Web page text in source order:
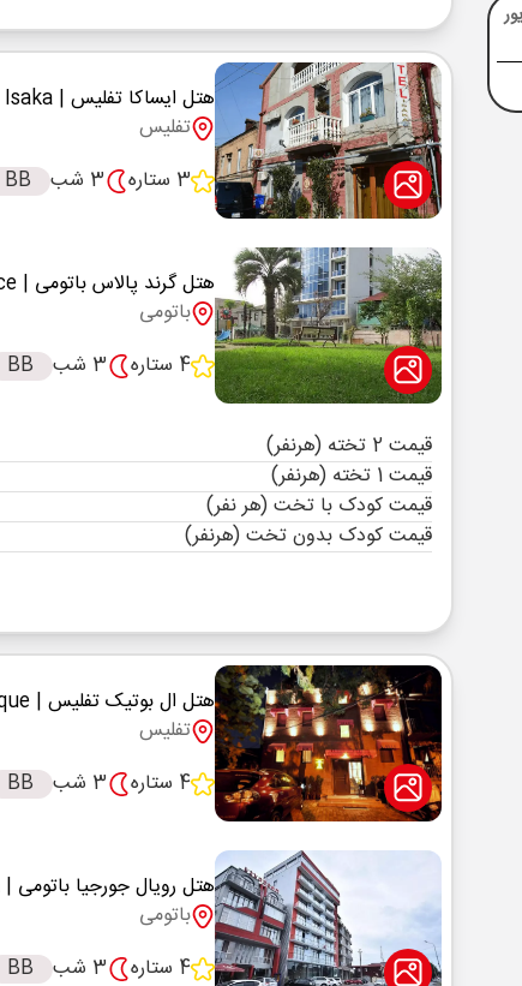
هتل ایساکا تفلیس | Isaka
تفلیس
3 ستاره
3 شب BB
هتل گرند پالاس باتومی | grand palace
باتومی
4 ستاره
3 شب BB
قیمت 2 تخته (هرنفر)
قیمت 1 تخته (هرنفر)
قیمت کودک با تخت (هر نفر)
قیمت کودک بدون تخت (هرنفر)
هتل ال بوتیک تفلیس | elle boutique
تفلیس
4 ستاره
3 شب BB
هتل رویال جورجیا باتومی | royal georgia
باتومی
4 ستاره
3 شب BB